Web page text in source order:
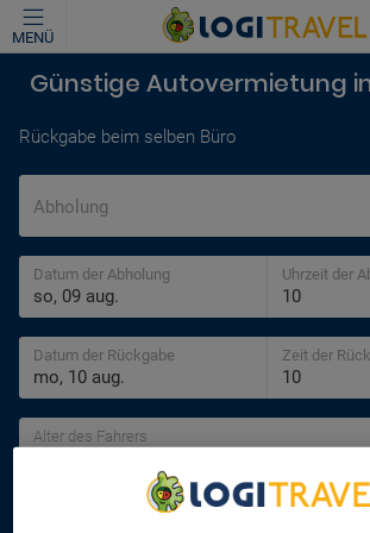
MENÜ
Günstige Autovermietung
Rückgabe beim selben Büro
Abholung
Datum der Abholung Uhrzeit der
Datum der Rückgabe Zeit der
Alter des Fahrers